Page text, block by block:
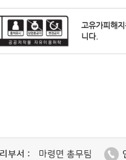
고유가피해
니다.
부서 : 마령면 총무팀